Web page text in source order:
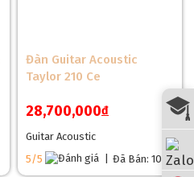
Đàn Guitar Acoustic
Taylor 210 Ce
28,700,000đ
Guitar Acoustic
5/5
Đã Bán: 100